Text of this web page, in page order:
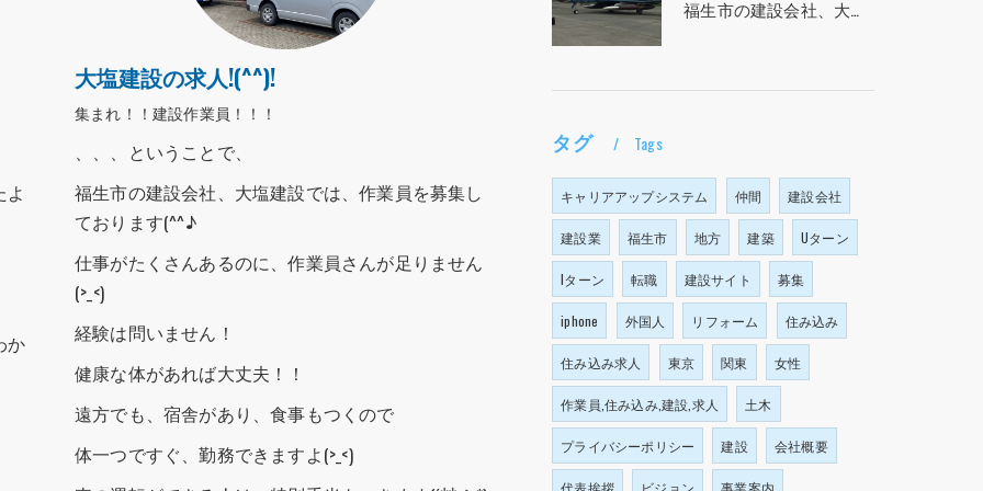
よ
か
大塩建設の求人!(^^)!
集まれ！！建設作業員！！！
、、、ということで、
福生市の建設会社、大塩建設では、作業員を募集し
ております(^^♪
仕事がたくさんあるのに、作業員さんが足りません
(>_<)
経験は問いません！
健康な体があれば大丈夫！！
遠方でも、宿舎があり、食事もつくので
体一つですぐ、勤務できますよ(>_<)
福生市の建設会社、大塩建設の求人！！！
タグ Tags
キャリアアップシステム 仲間 建設会社
建設業 福生市 地方 建築 Uターン
Iターン 転職 建設サイト 募集
iphone 外国人 リフォーム 住み込み
住み込み求人 東京 関東 女性
作業員,住み込み,建設,求人 土木
プライバシーポリシー 建設 会社概要
代表挨拶 ビジョン 事業案内